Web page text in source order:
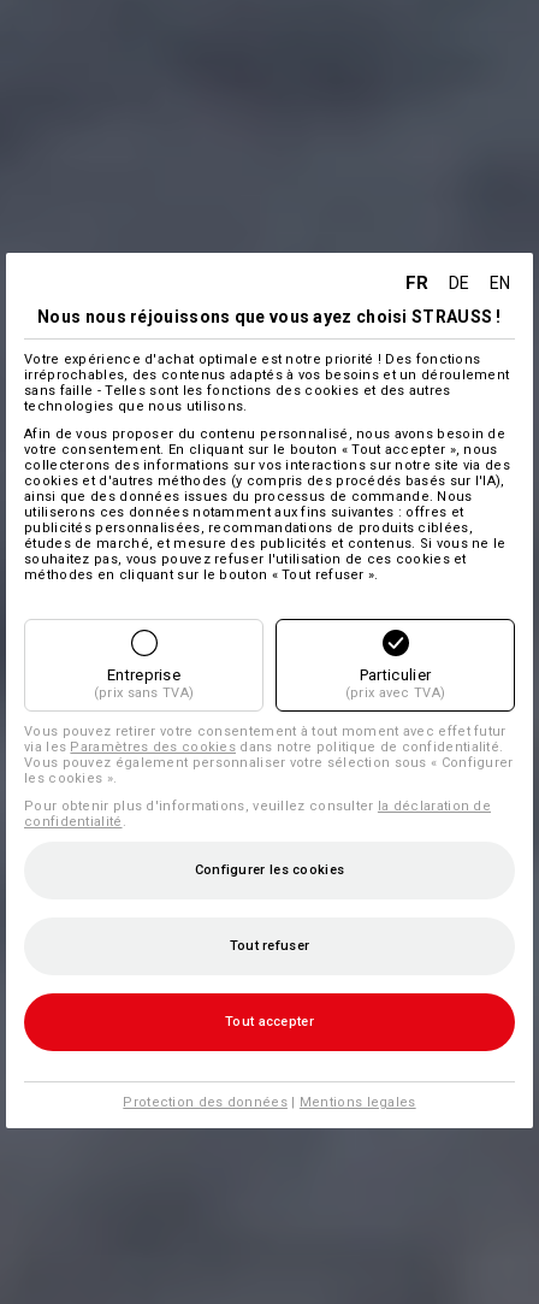
FR DE
EN
Nous nous réjouissons que vous ayez choisi STRAUSS !
Votre expérience d'achat optimale est notre priorité ! Des fonctions
irréprochables, des contenus adaptés à vos besoins et un déroulement
sans faille - Telles sont les fonctions des cookies et des autres
technologies que nous utilisons.
Afin de vous proposer du contenu personnalisé, nous avons besoin de
votre consentement. En cliquant sur le bouton « Tout accepter », nous
collecterons des informations sur vos interactions sur notre site via des
cookies et d'autres méthodes (y compris des procédés basés sur l'IA),
ainsi que des données issues du processus de commande. Nous
utiliserons ces données notamment aux fins suivantes : offres et
publicités personnalisées, recommandations de produits ciblées,
études de marché, et mesure des publicités et contenus. Si vous ne le
souhaitez pas, vous pouvez refuser l'utilisation de ces cookies et
méthodes en cliquant sur le bouton « Tout refuser ».
Entreprise
(prix sans TVA)
Particulier
(prix avec TVA)
Vous pouvez retirer votre consentement à tout moment avec effet futur
via les Paramètres des cookies dans notre politique de confidentialité.
Vous pouvez également personnaliser votre sélection sous « Configurer
les cookies ».
Pour obtenir plus d'informations, veuillez consulter la déclaration de
confidentialité .
Configurer les cookies
Tout refuser
Tout accepter
Protection des données| Mentions legales